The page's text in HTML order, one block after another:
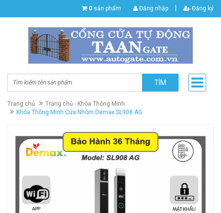
0 sản phẩm Đăng nhập Đăng ký
TÌM
Trang chủ
Trang chủ - Khóa Thông Minh
Khóa Thông Minh Cửa Nhôm Demax SL908 AG